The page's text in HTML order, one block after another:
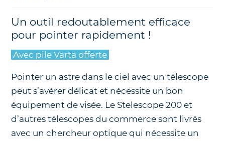
Un outil redoutablement efficace
pour pointer rapidement !
Avec pile Varta offerte
Pointer un astre dans le ciel avec un télescope
peut s’avérer délicat et nécessite un bon
équipement de visée. Le Stelescope 200 et
d’autres télescopes du commerce sont livrés
avec un chercheur optique qui nécessite un